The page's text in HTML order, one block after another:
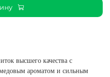
высшего качества с
ароматом и сильным